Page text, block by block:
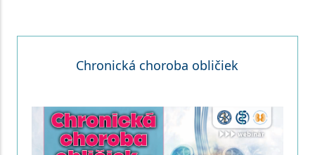
Chronická choroba obličiek